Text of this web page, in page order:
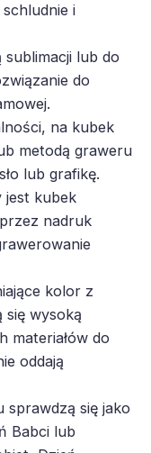
i
lub do
do
na kubek
metodą graweru
lub grafikę.
jest kubek
nadruk
kolor z
się wysoką
materiałów do
oddają
sprawdzą się jako
Babci lub